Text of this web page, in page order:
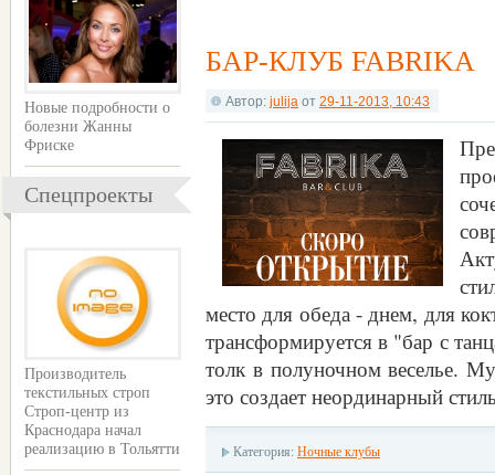
Новые подробности о
болезни Жанны
Фриске
Спецпроекты
Производитель
текстильных строп
Строп-центр из
Краснодара начал
реализацию в Тольятти
БАР-КЛУБ FABRIKA
Автор: julija от 29-11-2013, 10:43
место для обеда - днем, для
трансформируется в "бар с
толк в полуночном веселье.
это создает неординарный
Категория: Ночные клубы